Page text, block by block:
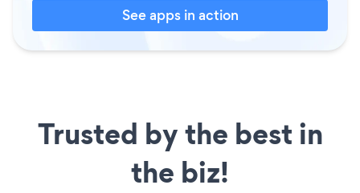
See apps in action
Trusted by the best in
the biz!